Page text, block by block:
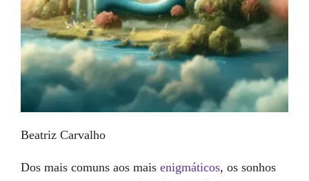
Beatriz Carvalho
Dos mais comuns aos mais enigmáticos, os sonhos